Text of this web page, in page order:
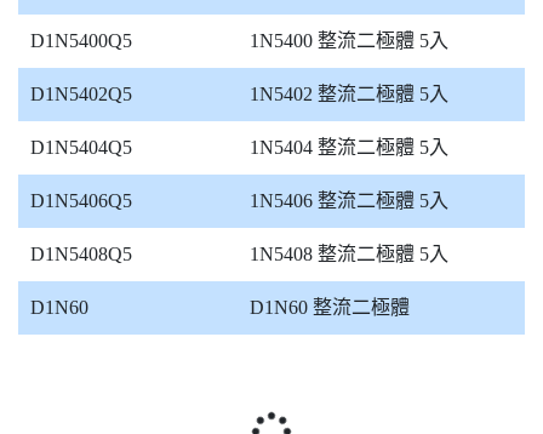
D1N5400Q5 1N5400 整流二極體 5入
D1N5402Q5 1N5402 整流二極體 5入
D1N5404Q5 1N5404 整流二極體 5入
D1N5406Q5 1N5406 整流二極體 5入
D1N5408Q5 1N5408 整流二極體 5入
D1N60 D1N60 整流二極體